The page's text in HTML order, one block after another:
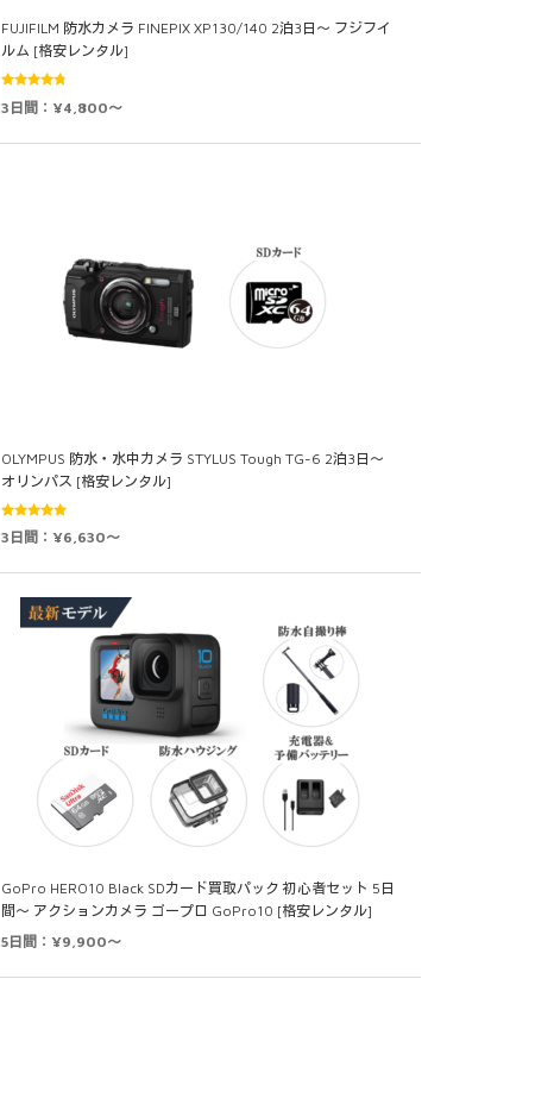
FUJIFILM 防水カメラ FINEPIX XP130/140 2泊3日～ フジフイ
ルム [格安レンタル]
5段階中
4.67 の評
3日間：¥4,800～
OLYMPUS 防水・水中カメラ STYLUS Tough TG-6 2泊3日～
オリンパス [格安レンタル]
5段階中
3日間：¥6,630～
GoPro HERO10 Black SDカード買取パック 初心者セット 5日
間～ アクションカメラ ゴープロ GoPro10 [格安レンタル]
5日間：¥9,900～